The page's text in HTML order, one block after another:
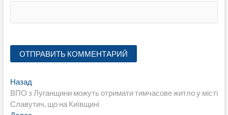
Навигация
по
НазадПредыдущая
запись:
ВПО з Луганщини можуть отримати тимчасове житло у місті
Славутич, що на Київщині